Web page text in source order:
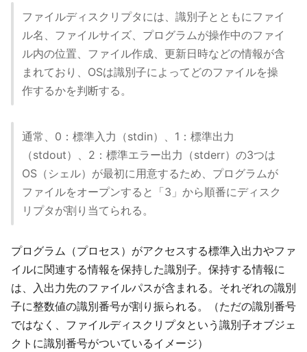
ファイルディスクリプタには、識別子とともにファイ
ル名、ファイルサイズ、プログラムが操作中のファイ
ル内の位置、ファイル作成、更新日時などの情報が含
まれており、OSは識別子によってどのファイルを操
作するかを判断する。
通常、0：標準入力（stdin）、1：標準出力
（stdout）、2：標準エラー出力（stderr）の3つは
OS（シェル）が最初に用意するため、プログラムが
ファイルをオープンすると「3」から順番にディスク
リプタが割り当てられる。
プログラム（プロセス）がアクセスする標準入出力やファ
イルに関連する情報を保持した識別子。保持する情報に
は、入出力先のファイルパスが含まれる。それぞれの識別
子に整数値の識別番号が割り振られる。（ただの識別番号
ではなく、ファイルディスクリプタという識別子オブジェ
クトに識別番号がついているイメージ）